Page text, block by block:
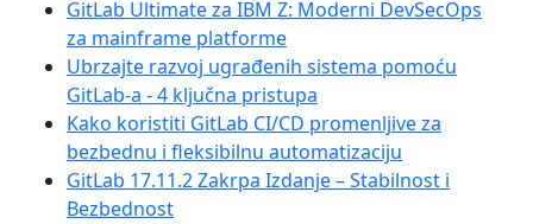
GitLab Ultimate za IBM Z: Moderni DevSecOps
za mainframe platforme
Ubrzajte razvoj ugrađenih sistema pomoću
GitLab-a - 4 ključna pristupa
Kako koristiti GitLab CI/CD promenljive za
bezbednu i fleksibilnu automatizaciju
GitLab 17.11.2 Zakrpa Izdanje – Stabilnost i
Bezbednost